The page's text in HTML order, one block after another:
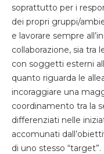
soprattutto per i
dei propri gruppi/
e lavorare sempre
collaborazione, sia tra
con soggetti esterni
quanto riguarda le
incoraggiare una
coordinamento tra la
differenziati nelle
accomunati
di uno stesso “target”.